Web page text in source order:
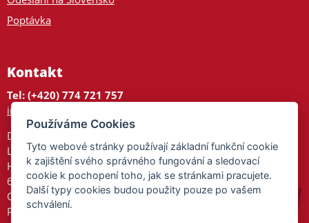
Poptávka
Kontakt
Tel: (+420) 774 721 757
info@tajnedarky.cz
Dárkové centrum
Legionářů 2
Hodonín
695 01
Otevřeno:
Po-Pá 9-17
Používáme Cookies
Tyto webové stránky používají základní funkční cookie
k zajištění svého správného fungování a sledovací
cookie k pochopení toho, jak se stránkami pracujete.
Další typy cookies budou použity pouze po vašem
schválení.